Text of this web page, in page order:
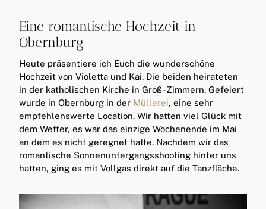
Eine romantische Hochzeit in
Obernburg
Heute präsentiere ich Euch die wunderschöne
Hochzeit von Violetta und Kai. Die beiden heirateten
in der katholischen Kirche in Groß-Zimmern. Gefeiert
wurde in Obernburg in der Müllerei, eine sehr
empfehlenswerte Location. Wir hatten viel Glück mit
dem Wetter, es war das einzige Wochenende im Mai
an dem es nicht geregnet hatte. Nachdem wir das
romantische Sonnenuntergangsshooting hinter uns
hatten, ging es mit Vollgas direkt auf die Tanzfläche.